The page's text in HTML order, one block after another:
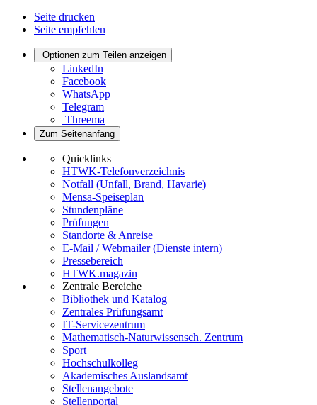
Seite drucken
Seite empfehlen
Optionen zum Teilen anzeigen
LinkedIn
Facebook
WhatsApp
Telegram
Threema
Zum Seitenanfang
Quicklinks
HTWK-Telefonverzeichnis
Notfall (Unfall, Brand, Havarie)
Mensa-Speiseplan
Stundenpläne
Prüfungen
Standorte & Anreise
E-Mail / Webmailer (Dienste intern)
Pressebereich
HTWK.magazin
Zentrale Bereiche
Bibliothek und Katalog
Zentrales Prüfungsamt
IT-Servicezentrum
Mathematisch-Naturwissensch. Zentrum
Sport
Hochschulkolleg
Akademisches Auslandsamt
Stellenangebote
Stellenportal